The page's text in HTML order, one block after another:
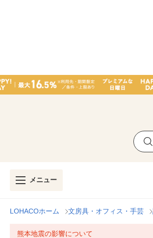
メニュー
LOHACOホーム 文房具・オフィス・手芸
熊本地震の影響について